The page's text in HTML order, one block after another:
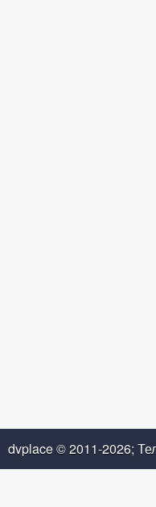
dvplace © 2011-2026;